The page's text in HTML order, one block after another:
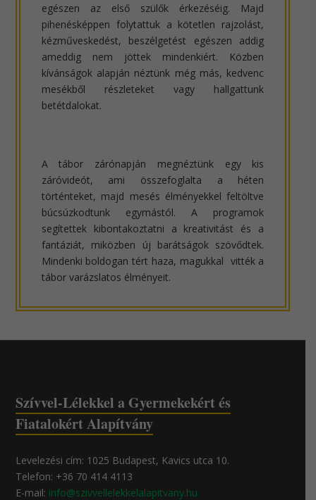
egészen az első szülők érkezéséig. Majd
pihenésképpen folytattuk a kötetlen rajzolást,
kézműveskedést, beszélgetést egészen addig
ameddig nem jöttek mindenkiért. Közben
kívánságok alapján néztünk még más, kedvenc
mesékből részleteket vagy hallgattunk
betétdalokat.
A tábor zárónapján megnéztünk egy kis
záróvideót, ami összefoglalta a héten
történteket, majd mesés élményekkel feltöltve
búcsúzkodtunk egymástól. A programok
segítettek kibontakoztatni a kreativitást és a
fantáziát, miközben új barátságok szövődtek.
Mindenki boldogan tért haza, magukkal vitték a
tábor varázslatos élményeit.
Szívvel-Lélekkel a Gyermekekért és
Fiatalokért Alapítvány
Levelezési cím: 1025 Budapest, Kavics utca 10.
Telefon: +36 70 414 4113
E-mail: info@szivvellelekkelalapitvany.hu